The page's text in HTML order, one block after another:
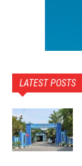
LATEST POSTS